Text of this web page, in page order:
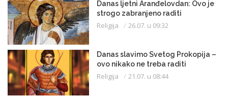
Danas ljetni Aranđelovdan: Ovo je
strogo zabranjeno raditi
Religija 26.07. u 09:32
Danas slavimo Svetog Prokopija –
ovo nikako ne treba raditi
Religija 21.07. u 08:44